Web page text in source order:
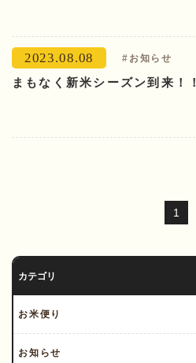
2023.08.08 #お知らせ
まもなく新米シーズン到来！！
1
カテゴリ
お米便り
お知らせ